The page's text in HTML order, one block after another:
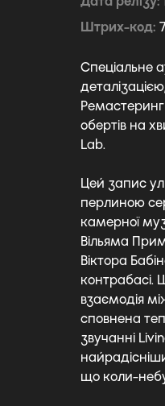
Штрих-код
Спеціальне
Ремастеринг
обертів на
Lab.
Цей запис
перлиною
камерної
Вільяма
Віктора
контрабасі.
взаємодія
сповнена
звучанні
що коли-